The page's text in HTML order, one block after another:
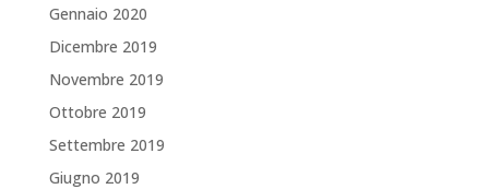
Gennaio 2020
Dicembre 2019
Novembre 2019
Ottobre 2019
Settembre 2019
Giugno 2019